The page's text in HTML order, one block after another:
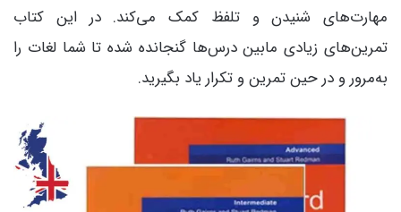
مهارت‌های شنیدن و تلفظ کمک می‌کند. در این کتاب
تمرین‌های زیادی مابین درس‌ها گنجانده شده تا شما لغات را
به‌مرور و در حین تمرین و تکرار یاد بگیرید.